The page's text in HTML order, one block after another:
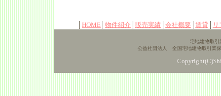
HOME 物件紹介 販売実績 会社概要 賃貸
宅地建物取
公益社団法人 全国宅地建物取引